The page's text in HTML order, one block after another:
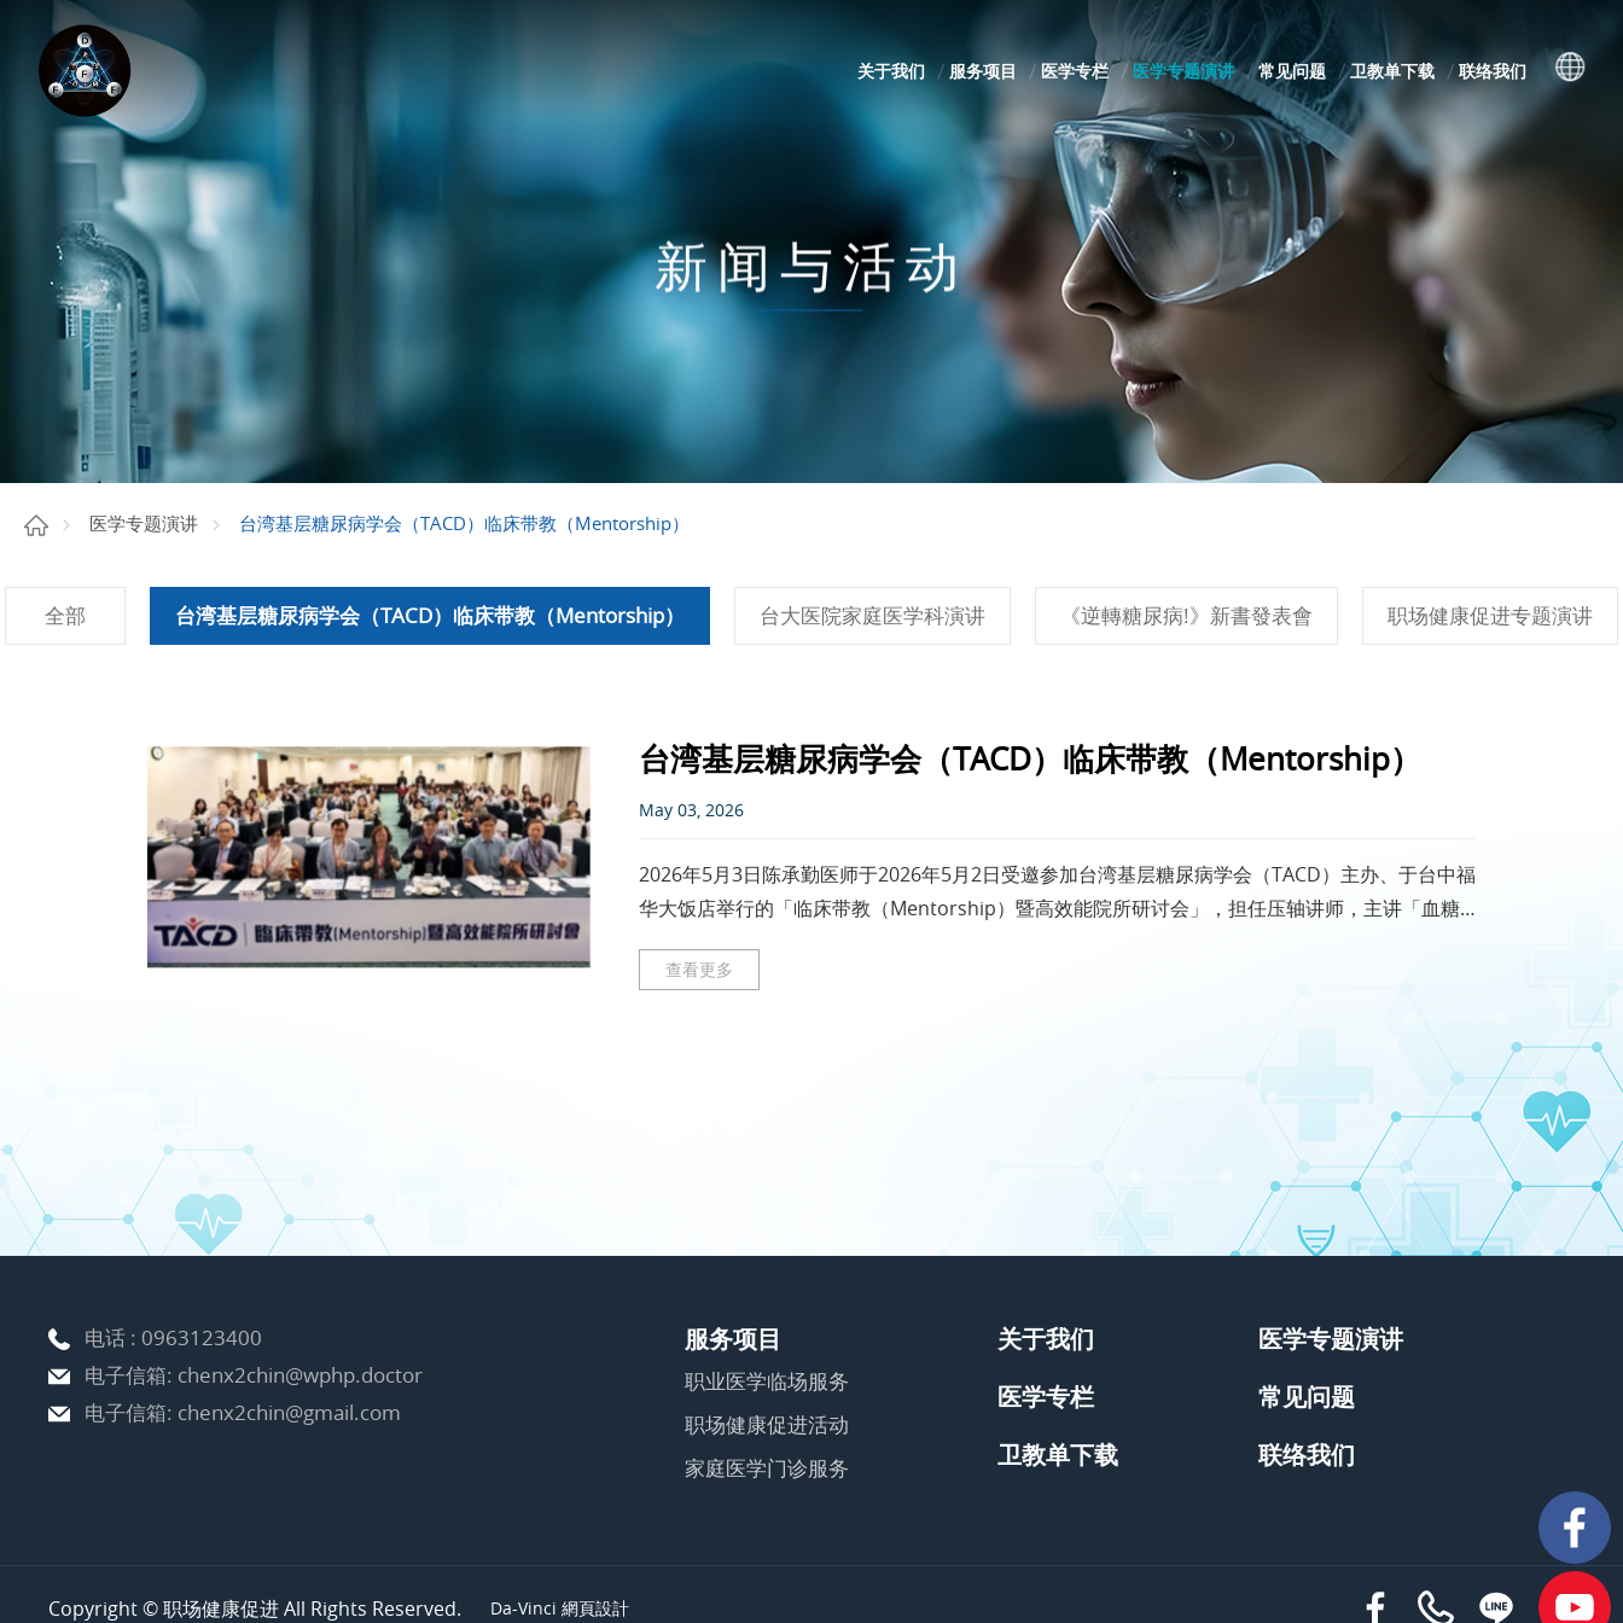
关于我们 服务项目 医学专栏 医学专题演讲 常见问题 卫教单下载 联络我们
新闻与活动
医学专题演讲 台湾基层糖尿病学会（TACD）临床带教（Mentorship）
全部 台湾基层糖尿病学会（TACD）临床带教（Mentorship） 台大医院家庭医学科演讲 《逆轉糖尿病!》新書發表會 职场健康促进专题演讲
台湾基层糖尿病学会（TACD）临床带教（Mentorship）
May 03, 2026
2026年5月3日陈承勤医师于2026年5月2日受邀参加台湾基层糖尿病学会（TACD）主办、于台中福
华大饭店举行的「临床带教（Mentorship）暨高效能院所研讨会」，担任压轴讲师，主讲「血糖
未达标
查看更多
服务项目
职业医学临场服务
职场健康促进活动
家庭医学门诊服务
关于我们
医学专题演讲
医学专栏
常见问题
卫教单下载
联络我们
电话 : 0963123400
电子信箱: chenx2chin@wphp.doctor
电子信箱: chenx2chin@gmail.com
Copyright © 职场健康促进 All Rights Reserved. Da-Vinci 網頁設計